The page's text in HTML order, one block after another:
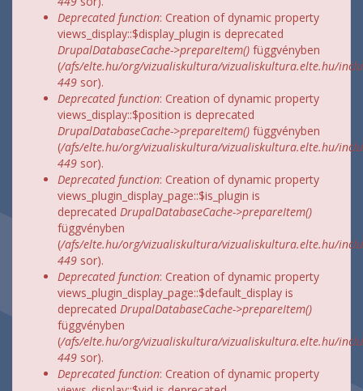
Deprecated function: Creation of dynamic property
views_display::$display_plugin is deprecated
DrupalDatabaseCache->prepareItem() függvényben
(/afs/elte.hu/org/vizualiskultura/vizualiskultura.elte.hu/
449 sor).
Deprecated function: Creation of dynamic property
views_display::$position is deprecated
DrupalDatabaseCache->prepareItem() függvényben
(/afs/elte.hu/org/vizualiskultura/vizualiskultura.elte.hu/
449 sor).
Deprecated function: Creation of dynamic property
views_plugin_display_page::$is_plugin is
deprecated DrupalDatabaseCache->prepareItem()
függvényben
(/afs/elte.hu/org/vizualiskultura/vizualiskultura.elte.hu/
449 sor).
Deprecated function: Creation of dynamic property
views_plugin_display_page::$default_display is
deprecated DrupalDatabaseCache->prepareItem()
függvényben
(/afs/elte.hu/org/vizualiskultura/vizualiskultura.elte.hu/
449 sor).
Deprecated function: Creation of dynamic property